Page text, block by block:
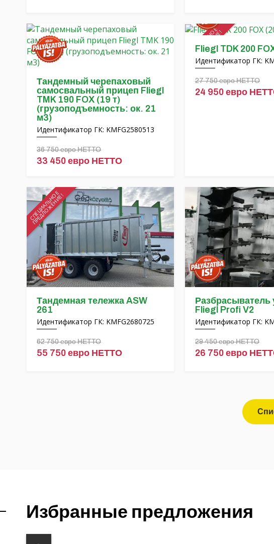
Тандемный черепаховый
самосвальный прицеп Fliegl
TMK 190 FOX (19 т)
(грузоподъемность: ок. 21
м3)
Идентификатор ГК: KMFG2580513
36 750 евро НЕТТО
33 450 евро НЕТТО
СПЕЦИАЛЬНОЕ
ПРЕДЛОЖЕНИЕ!
Fliegl TDK 200
Идентификатор ГК:
27 750 евро НЕТТО
24 950 евро
СПЕЦИАЛЬНОЕ
ПРЕДЛОЖЕНИЕ!
Тандемная тележка ASW
261
Идентификатор ГК: KMFG2680725
62 750 евро НЕТТО
55 750 евро НЕТТО
Разбрасыватель
Fliegl Profi V2
Идентификатор ГК:
29 450 евро НЕТТО
26 750 евро
Избранные предложения